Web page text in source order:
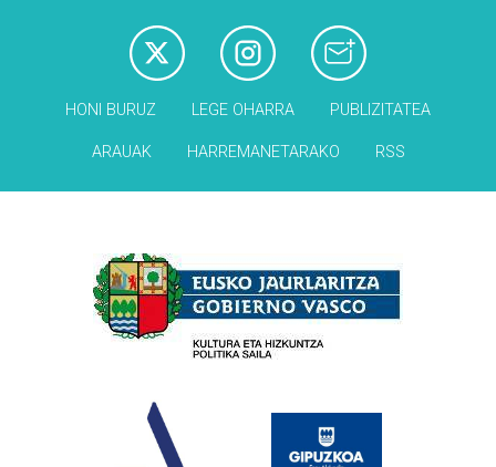
HONI BURUZ LEGE OHARRA PUBLIZITATEA
ARAUAK HARREMANETARAKO RSS